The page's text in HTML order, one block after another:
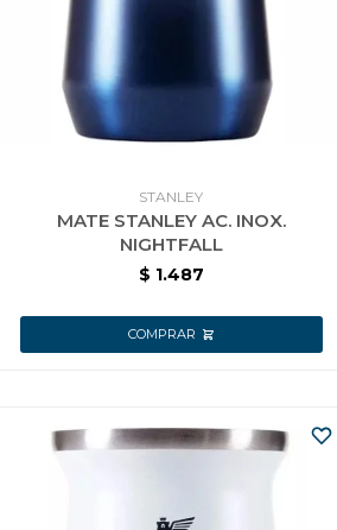
STANLEY
MATE STANLEY AC. INOX.
NIGHTFALL
$ 1.487